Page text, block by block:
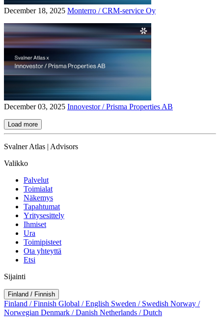
December 18, 2025 Monterro / CRM-service Oy
December 03, 2025 Innovestor / Prisma Properties AB
Load more
Svalner Atlas | Advisors
Valikko
Palvelut
Toimialat
Näkemys
Tapahtumat
Yritysesittely
Ihmiset
Ura
Toimipisteet
Ota yhteyttä
Etsi
Sijainti
Finland / Finnish
Finland / Finnish Global / English Sweden / Swedish Norway /
Norwegian Denmark / Danish Netherlands / Dutch